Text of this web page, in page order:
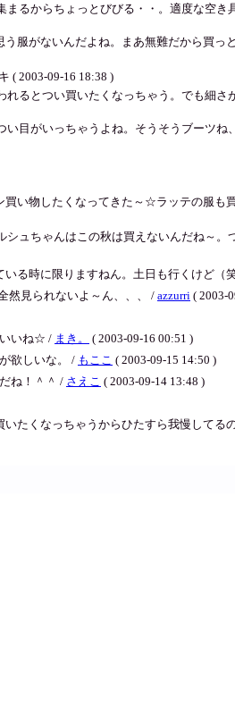
るからちょっとびびる・・。適度な空き
服がないんだよね。まあ無難だから買っ
( 2003-09-16 18:38 )
るとつい買いたくなっちゃう。でも細
目がいっちゃうよね。そうそうブーツね
い物したくなってきた～☆ラッテの服も
ュちゃんはこの秋は買えないんだね～。
る時に限りますねん。土日も行くけど（
然見られないよ～ん、、、 / azzurri ( 2003-
いね☆ / まき。
( 2003-09-16 00:51 )
欲しいな。 / もここ ( 2003-09-15 14:50 )
ね！＾＾ / さえこ ( 2003-09-14 13:48 )
たくなっちゃうからひたすら我慢してる